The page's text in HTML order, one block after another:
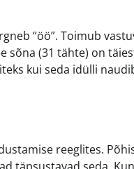
“öö”. Toimub
sõna (31 tähte) on
kui seda idülli
reeglites.